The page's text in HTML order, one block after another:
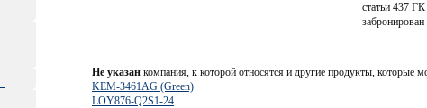
статьи 437
Не указан компания, к которой относятся и другие продукты, которые
KEM-3461AG (Green)
LOY876-Q2S1-24